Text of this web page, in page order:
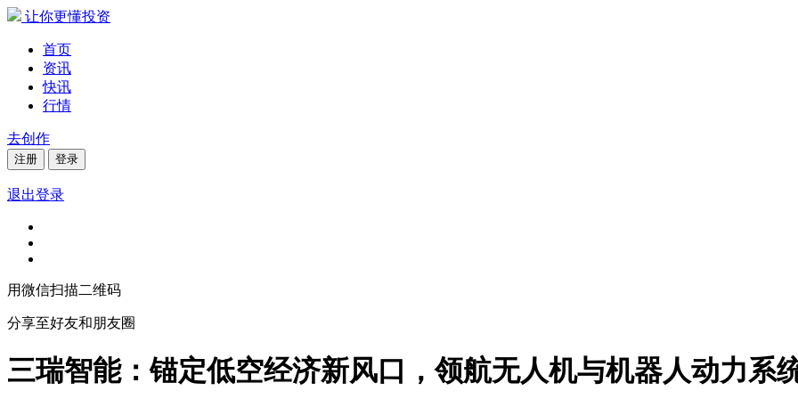
让你更懂投资
首页
资讯
快讯
行情
去创作
注册 登录
退出登录
用微信扫描二维码
分享至好友和朋友圈
三瑞智能：锚定低空经济新风口，领航无人机与机器人动力系